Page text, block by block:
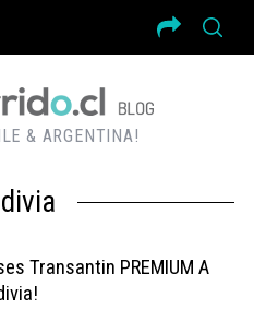
& ARGENTINA!
Transantin PREMIUM A